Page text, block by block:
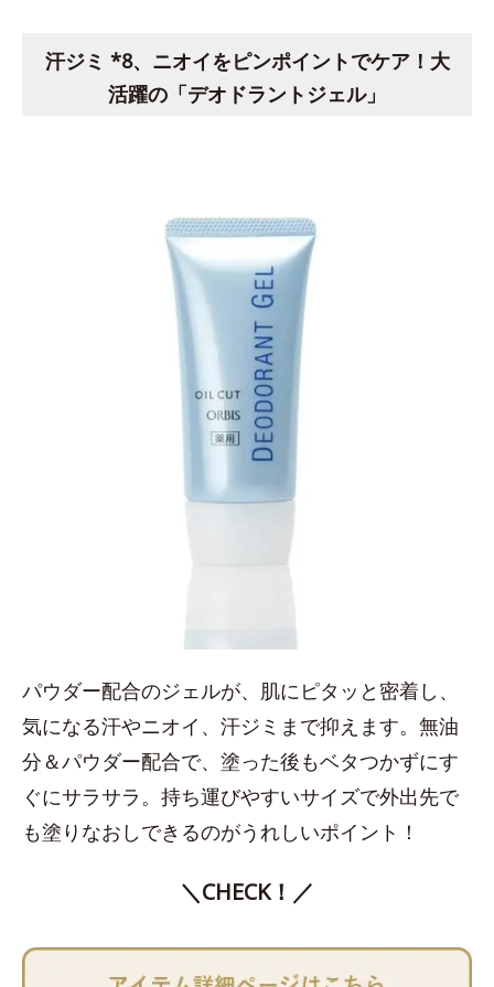
汗ジミ *8、ニオイをピンポイントでケア！大
活躍の「デオドラントジェル」
パウダー配合のジェルが、肌にピタッと密着し、
気になる汗やニオイ、汗ジミまで抑えます。無油
分＆パウダー配合で、塗った後もベタつかずにす
ぐにサラサラ。持ち運びやすいサイズで外出先で
も塗りなおしできるのがうれしいポイント！
＼CHECK！／